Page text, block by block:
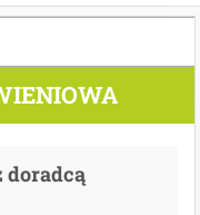
doradcą